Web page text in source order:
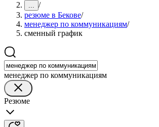
... /
резюме в Бекове/
менеджер по коммуникациям/
сменный график
менеджер по коммуникациям
Резюме